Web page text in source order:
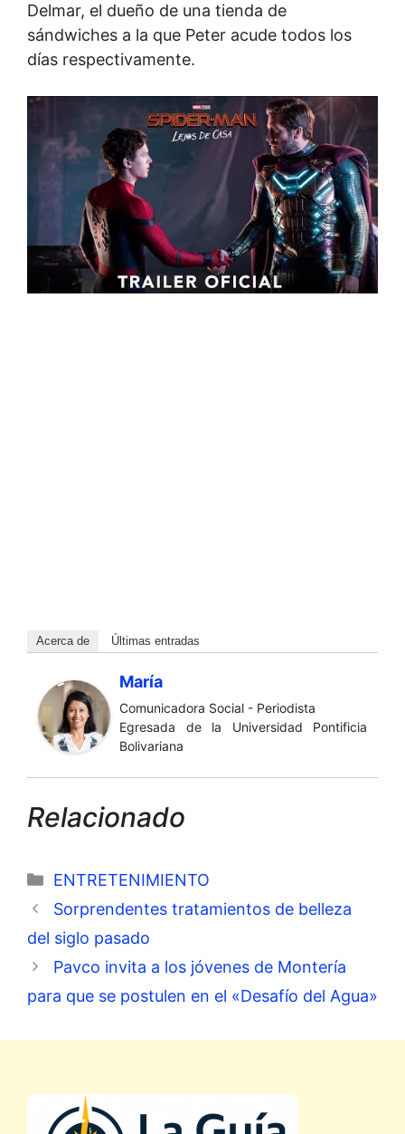
Delmar, el dueño de una tienda de
sándwiches a la que Peter acude todos los
días respectivamente.
Acerca de Últimas entradas
María
Comunicadora Social - Periodista
Egresada de la Universidad Pontificia
Bolivariana
Relacionado
Categorías
ENTRETENIMIENTO
Sorprendentes tratamientos de belleza
del siglo pasado
Pavco invita a los jóvenes de Montería
para que se postulen en el «Desafío del Agua»